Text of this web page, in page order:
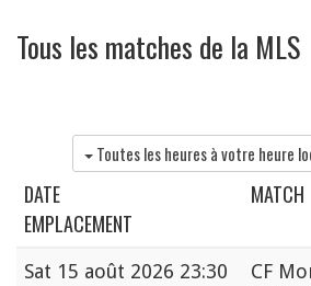
Tous les matches de la MLS
Toutes les heures à votre heure
DATE
MATCH
EMPLACEMENT
Sat 15 août 2026 23:30
CF